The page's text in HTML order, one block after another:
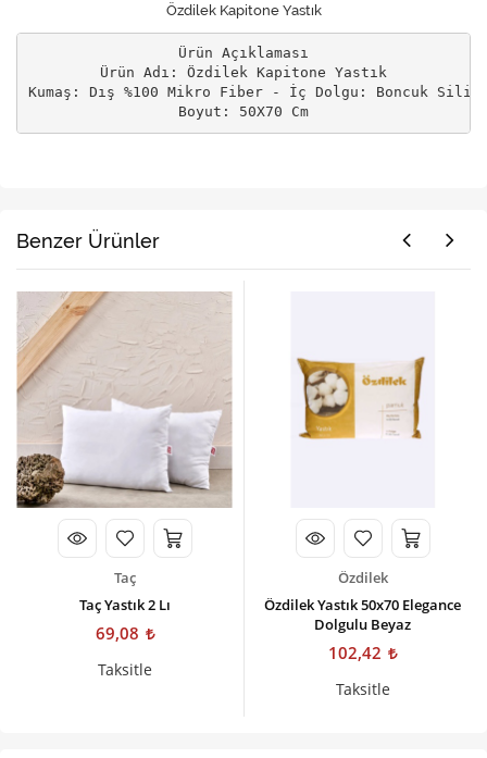
Özdilek Kapitone Yastık
Ürün Açıklaması
Ürün Adı: Özdilek Kapitone Yastık
Kumaş: Dış %100 Mikro Fiber - İç Dolgu: Boncuk
Boyut: 50X70 Cm
Benzer Ürünler
Taç
Taç Yastık 2 Lı
69,08
Taksitle
Özdilek
Özdilek Yastık 50x70 Elegance
Dolgulu Beyaz
102,42
Taksitle